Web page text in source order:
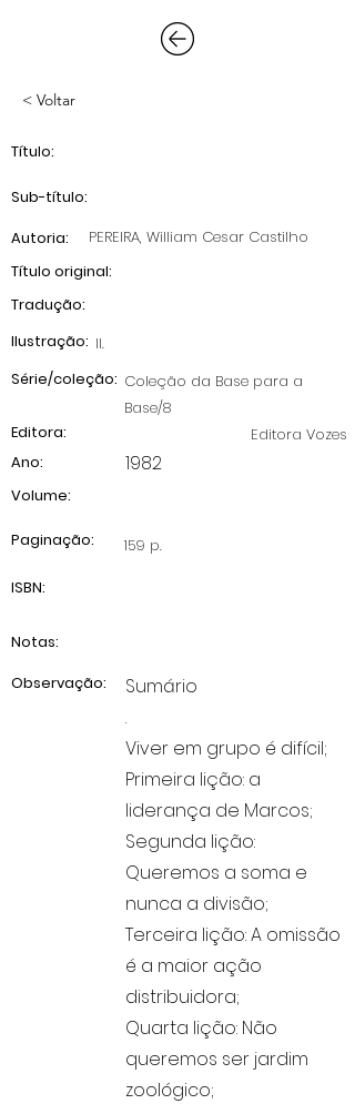
< Voltar
Título:
Sub-título:
Autoria:
PEREIRA, William Cesar Castilho
Título original:
Tradução:
Ilustração: II.
Série/coleção: Coleção da Base para a
Base/8
Editora Vozes
Editora:
1982
Ano:
Volume:
Paginação:
159 p.
ISBN:
Notas:
Observação:
Sumário
.
Viver em grupo é difícil;
Primeira lição: a
liderança de Marcos;
Segunda lição:
Queremos a soma e
nunca a divisão;
Terceira lição: A omissão
é a maior ação
distribuidora;
Quarta lição: Não
queremos ser jardim
zoológico;